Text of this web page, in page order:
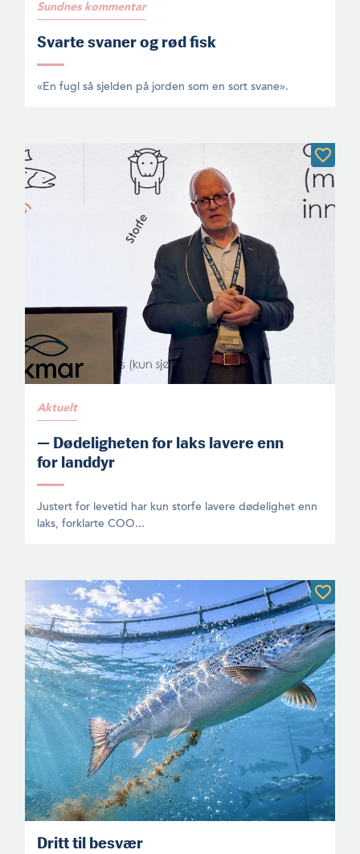
Sundnes kommentar
Svarte svaner og rød fisk
«En fugl så sjelden på jorden som en sort svane».
Aktuelt
— Dødeligheten for laks lavere enn
for landdyr
Justert for levetid har kun storfe lavere dødelighet enn
laks, forklarte COO...
Dritt til besvær